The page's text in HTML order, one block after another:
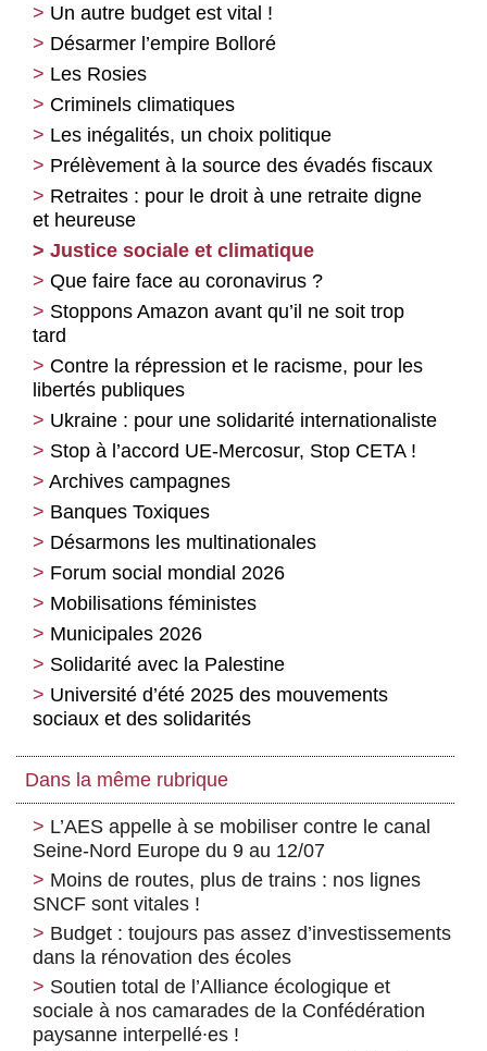
Un autre budget est vital !
Désarmer l’empire Bolloré
Les Rosies
Criminels climatiques
Les inégalités, un choix politique
Prélèvement à la source des évadés fiscaux
Retraites : pour le droit à une retraite digne
et heureuse
Justice sociale et climatique
Que faire face au coronavirus ?
Stoppons Amazon avant qu’il ne soit trop
tard
Contre la répression et le racisme, pour les
libertés publiques
Ukraine : pour une solidarité internationaliste
Stop à l’accord UE-Mercosur, Stop CETA !
Archives campagnes
Banques Toxiques
Désarmons les multinationales
Forum social mondial 2026
Mobilisations féministes
Municipales 2026
Solidarité avec la Palestine
Université d’été 2025 des mouvements
sociaux et des solidarités
Dans la même rubrique
L’AES appelle à se mobiliser contre le canal
Seine-Nord Europe du 9 au 12/07
Moins de routes, plus de trains : nos lignes
SNCF sont vitales !
Budget : toujours pas assez d’investissements
dans la rénovation des écoles
Soutien total de l’Alliance écologique et
sociale à nos camarades de la Confédération
paysanne interpellé∙es !